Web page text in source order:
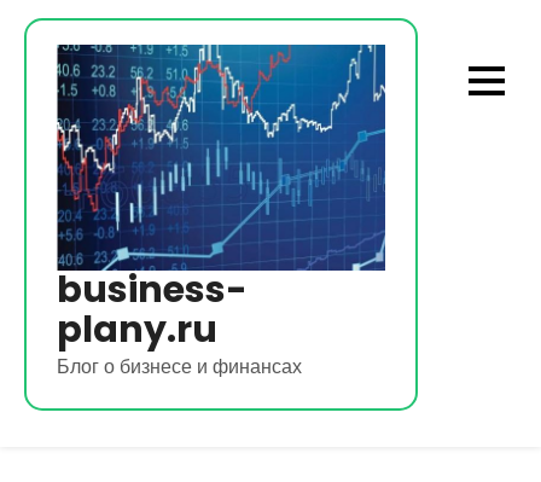
Перейти
содержимому
business-
plany.ru
Блог о бизнесе и финансах